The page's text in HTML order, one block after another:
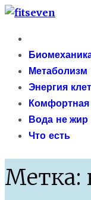
Skip
content
сайт о
организма
Primary
Menu
Метаболизм
Энергия
Комфортная
Вода не жир
Что есть
Метка: